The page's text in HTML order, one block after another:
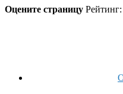
Оцените страницу